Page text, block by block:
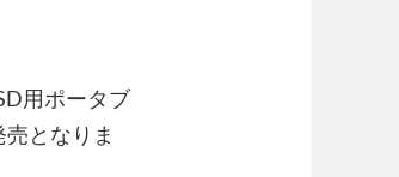
用ポータブ
となりま